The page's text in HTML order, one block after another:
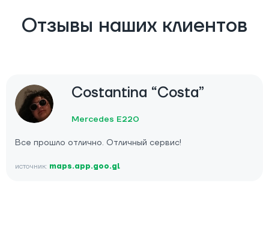
Отзывы наших клиентов
Costantina “Costa”
Mercedes E220
Все прошло отлично. Отличный сервис!
источник: maps.app.goo.gl